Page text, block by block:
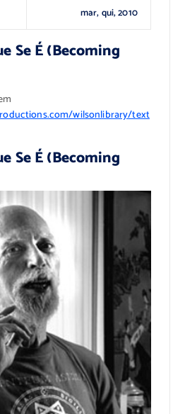
mar, qui, 2010
Se É (Becoming
wilsonlibrary/text
Se É (Becoming